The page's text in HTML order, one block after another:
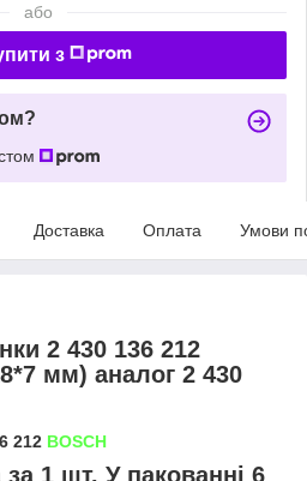
або
з
Доставка Оплата Умови
2 430 136 212
мм) аналог 2 430
212 BOSCH
1 шт. У пакованні 6